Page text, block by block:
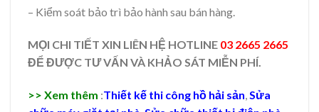
– Kiểm soát bảo trì bảo hành sau bán hàng.
MỌI CHI TIẾT XIN LIÊN HỆ HOTLINE 03 2665 2665
ĐỂ ĐƯỢC TƯ VẤN VÀ KHẢO SÁT MIỄN PHÍ.
>> Xem thêm :Thiết kế thi công hồ hải sản Sửa